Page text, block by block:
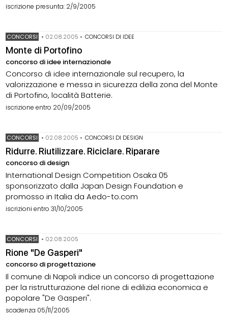
iscrizione presunta: 2/9/2005
CONCORSI • 02.08.2005 • CONCORSI DI IDEE
Monte di Portofino
concorso di idee internazionale
Concorso di idee internazionale sul recupero, la
valorizzazione e messa in sicurezza della zona del Monte
di Portofino, località Batterie.
iscrizione entro 20/09/2005
CONCORSI • 02.08.2005 • CONCORSI DI DESIGN
Ridurre. Riutilizzare. Riciclare. Riparare
concorso di design
International Design Competition Osaka 05
sponsorizzato dalla Japan Design Foundation e
promosso in Italia da Aedo-to.com
iscrizioni entro 31/10/2005
CONCORSI • 02.08.2005
Rione "De Gasperi"
concorso di progettazione
Il comune di Napoli indice un concorso di progettazione
per la ristrutturazione del rione di edilizia economica e
popolare "De Gasperi".
scadenza 05/11/2005